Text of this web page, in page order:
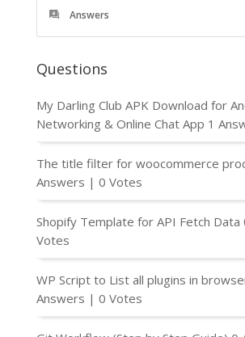
Answers
Questions
My Darling Club APK Download for
Networking & Online Chat App 1
The title filter for woocommerce
Answers | 0 Votes
Shopify Template for API Fetch Data
Votes
WP Script to List all plugins in
Answers | 0 Votes